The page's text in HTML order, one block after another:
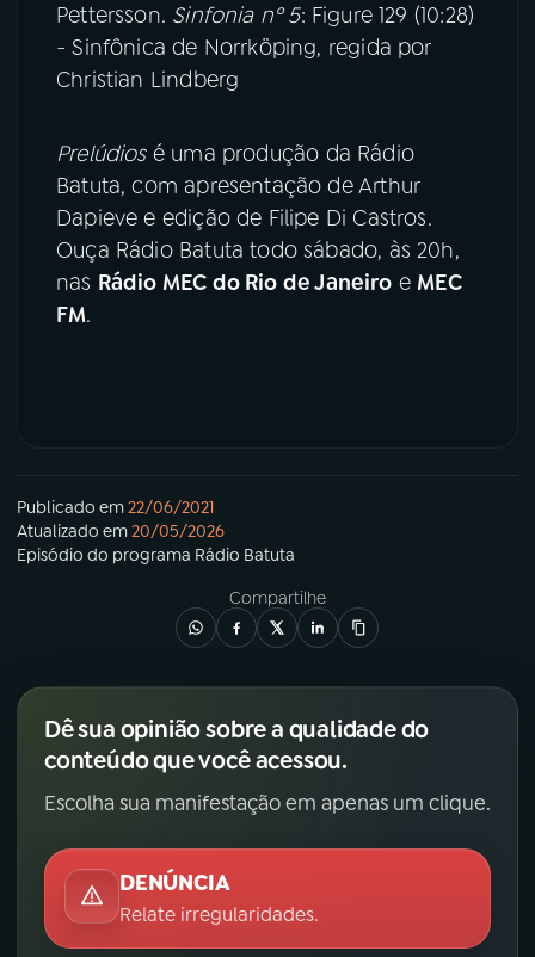
Pettersson. Sinfonia nº 5: Figure 129 (10:28)
- Sinfônica de Norrköping, regida por
Christian Lindberg
Prelúdiosé uma produção da Rádio
Batuta, com apresentação de Arthur
Dapieve e edição de Filipe Di Castros.
Ouça Rádio Batuta todo sábado, às 20h,
nas Rádio MEC do Rio de Janeiro e MEC
FM.
Publicado em22/06/2021
Atualizado em20/05/2026
Episódio do programa Rádio Batuta
Compartilhe
Dê sua opinião sobre a qualidade do
conteúdo que você acessou.
Escolha sua manifestação em apenas um clique.
DENÚNCIA
Relate irregularidades.